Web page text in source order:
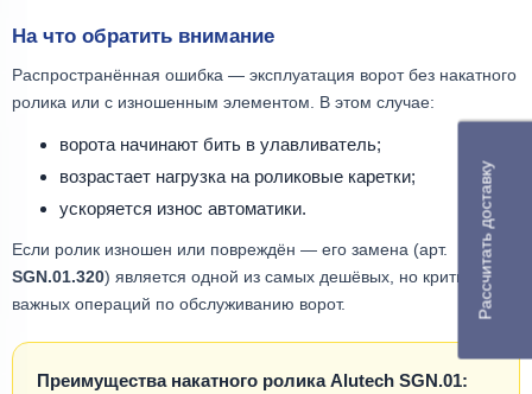
На что обратить внимание
Распространённая ошибка — эксплуатация ворот без накатного
ролика или с изношенным элементом. В этом случае:
ворота начинают бить в улавливатель;
возрастает нагрузка на роликовые каретки;
ускоряется износ автоматики.
Если ролик изношен или повреждён — его замена (арт.
SGN.01.320) является одной из самых дешёвых, но критически
важных операций по обслуживанию ворот.
Преимущества накатного ролика Alutech SGN.01:
Рассчитать доставку